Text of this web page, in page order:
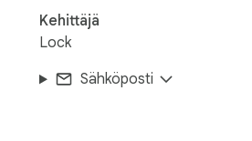
Kehittäjä
Lock
Sähköposti